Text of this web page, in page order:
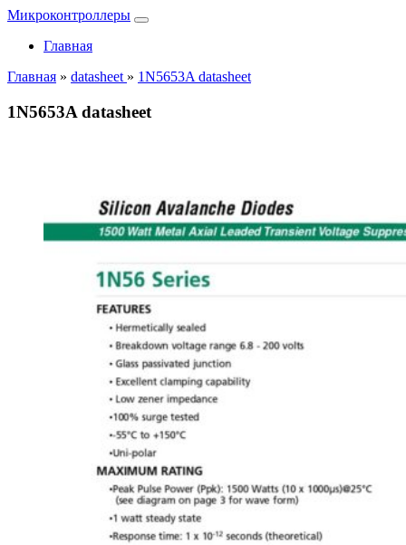
Микроконтроллеры
Главная
Главная » datasheet » 1N5653A datasheet
1N5653A datasheet